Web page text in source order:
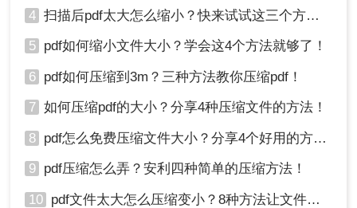
方法三：通过Adobe Acrobat进行压缩
4 扫描后pdf太大怎么缩小？快来试试这三个方法！
5 pdf如何缩小文件大小？学会这4个方法就够了！
6 pdf如何压缩到3m？三种方法教你压缩pdf！
7 如何压缩pdf的大小？分享4种压缩文件的方法！
8 pdf怎么免费压缩文件大小？分享4个好用的方法，简单又快捷！
9 pdf压缩怎么弄？安利四种简单的压缩方法！
10 pdf文件太大怎么压缩变小？8种方法让文件轻松"瘦身"！